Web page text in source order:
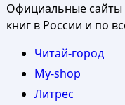
Официальные сайты
книг в России и по
Читай-город
My-shop
Литрес